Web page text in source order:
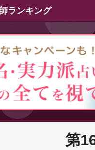
ランキング
第